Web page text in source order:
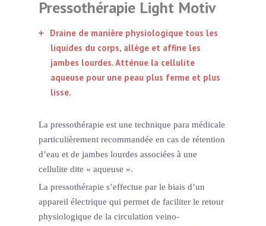
Pressothérapie Light Motiv
Draine de manière physiologique tous les
liquides du corps, allège et affine les
jambes lourdes. Atténue la cellulite
aqueuse pour une peau plus ferme et plus
lisse.
La pressothérapie est une technique para médicale
particulièrement recommandée en cas de rétention
d’eau et de jambes lourdes associées à une
cellulite dite « aqueuse ».
La pressothérapie s’effectue par le biais d’un
appareil électrique qui permet de faciliter le retour
physiologique de la circulation veino-